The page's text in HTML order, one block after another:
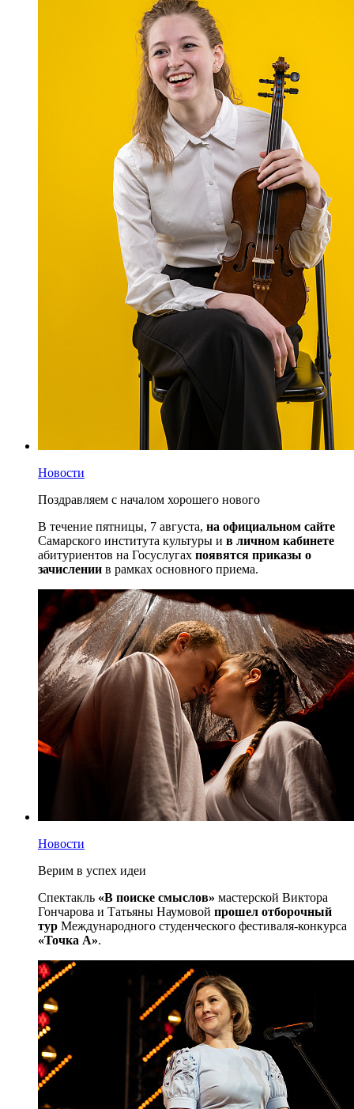
Новости
Поздравляем с началом хорошего нового
В течение пятницы, 7 августа, на официальном сайте
Самарского института культуры и в личном кабинете
абитуриентов на Госуслугах появятся приказы о
зачислении в рамках основного приема.
Новости
Верим в успех идеи
Спектакль «В поиске смыслов» мастерской Виктора
Гончарова и Татьяны Наумовой прошел отборочный
тур Международного студенческого фестиваля-конкурса
«Точка А».